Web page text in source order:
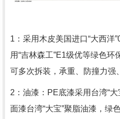
1 ：采用木皮美国进口“大西洋
用“吉林森工”E1级优等绿色环
可多次拆装，承重、防撞力强
2 ：油漆： PE底漆采用台湾“大
面漆台湾“大宝”聚脂油漆，绿